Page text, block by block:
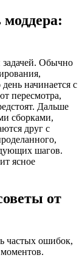
задачей. Обычно
начинается с
пересмотра,
Дальше
сборками,
друг с
шагов.
ясное
от
частых ошибок,